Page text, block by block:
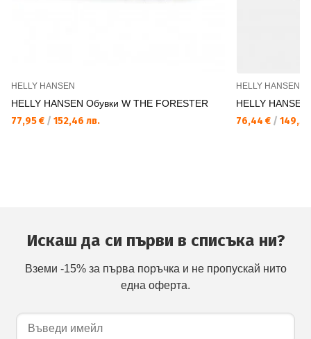
HELLY HANSEN
HELLY HANSEN Обувки W THE FORESTER
77,95 € / 152,46 лв.
HELLY HANSEN
HELLY
76,44 € /
Искаш да си първи в списъка ни?
Вземи -15% за първа поръчка и не пропускай нито
една оферта.